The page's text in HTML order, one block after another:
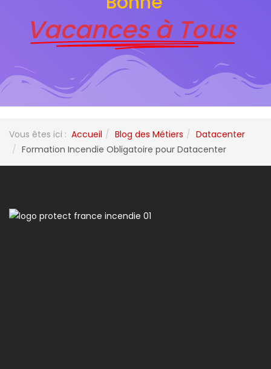
Vacances à Tous
Vous êtes ici : Accueil Blog des Métiers
Datacenter
Formation Incendie Obligatoire pour Datacenter